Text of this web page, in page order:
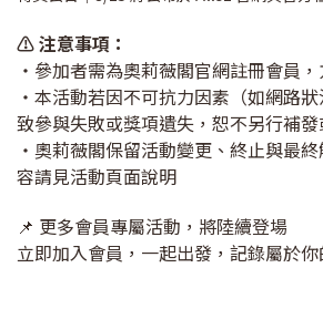
⚠️ 注意事項：
・參加者需為奧莉薇閣官網註冊會員
・本活動若因不可抗力因素（如網路
致參與失敗或獎項遺失，恕不另行補
・奧莉薇閣保留活動變更、終止與最
容請見活動頁面說明
📌 更多會員專屬活動，將陸續登場
立即加入會員，一起出發，記錄屬於你